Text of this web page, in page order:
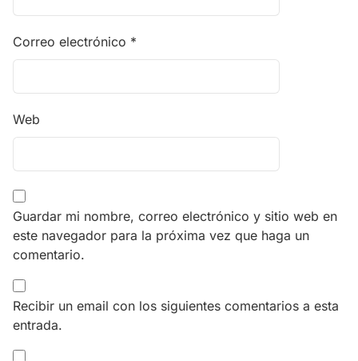
Correo electrónico *
Web
Guardar mi nombre, correo electrónico y sitio web en
este navegador para la próxima vez que haga un
comentario.
Recibir un email con los siguientes comentarios a esta
entrada.